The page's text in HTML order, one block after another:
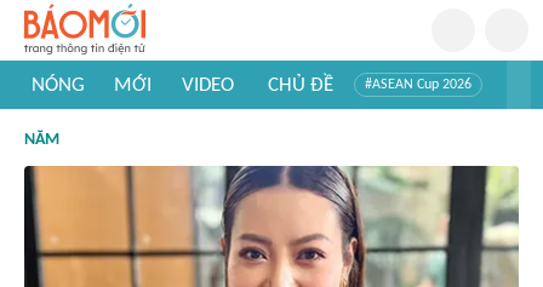
NÓNG MỚI VIDEO CHỦ ĐỀ #ASEAN Cup 2026
#Khám phá thế giới
NĂM